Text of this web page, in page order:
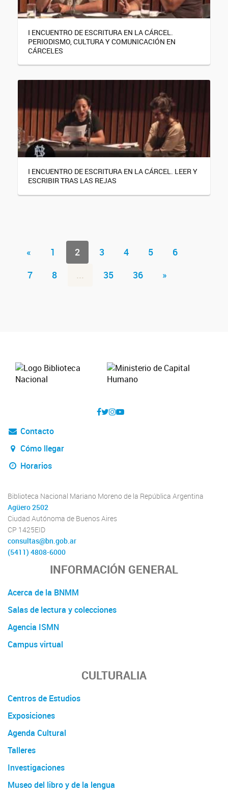
I ENCUENTRO DE ESCRITURA EN LA CÁRCEL.
PERIODISMO, CULTURA Y COMUNICACIÓN EN
CÁRCELES
I ENCUENTRO DE ESCRITURA EN LA CÁRCEL. LEER Y
ESCRIBIR TRAS LAS REJAS
« 1 2 3 4 5
6
7
8 ... 35 36 »
Contacto
Cómo llegar
Horarios
Biblioteca Nacional Mariano Moreno de la República Argentina
Agüero 2502
Ciudad Autónoma de Buenos Aires
CP 1425EID
consultas@bn.gob.ar
(5411) 4808-6000
INFORMACIÓN GENERAL
Acerca de la BNMM
Salas de lectura y colecciones
Agencia ISMN
Campus virtual
CULTURALIA
Centros de Estudios
Exposiciones
Agenda Cultural
Talleres
Investigaciones
Museo del libro y de la lengua